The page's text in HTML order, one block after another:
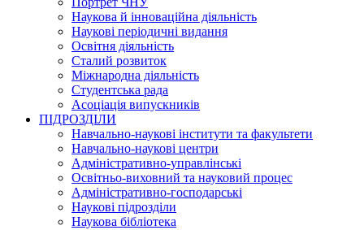
Наукова й інноваційна діяльність
Наукові періодичні видання
Освітня діяльність
Сталий розвиток
Міжнародна діяльність
Студентська рада
Асоціація випускників
ПІДРОЗДІЛИ
Навчально-наукові інститути та факультети
Навчально-наукові центри
Адміністративно-управлінські
Освітньо-виховний та науковий процес
Адміністративно-господарські
Наукові підрозділи
Наукова бібліотека